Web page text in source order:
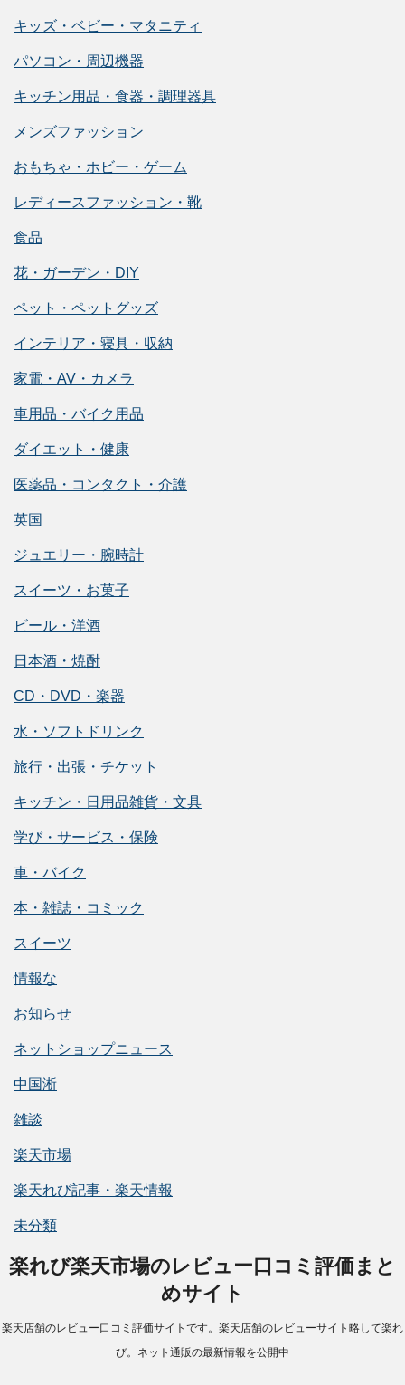
キッズ・ベビー・マタニティ
パソコン・周辺機器
キッチン用品・食器・調理器具
メンズファッション
おもちゃ・ホビー・ゲーム
レディースファッション・靴
食品
花・ガーデン・DIY
ペット・ペットグッズ
インテリア・寝具・収納
家電・AV・カメラ
車用品・バイク用品
ダイエット・健康
医薬品・コンタクト・介護
英国
ジュエリー・腕時計
スイーツ・お菓子
ビール・洋酒
日本酒・焼酎
CD・DVD・楽器
水・ソフトドリンク
旅行・出張・チケット
キッチン・日用品雑貨・文具
学び・サービス・保険
車・バイク
本・雑誌・コミック
スイーツ
情報な
お知らせ
ネットショップニュース
中国淅
雑談
楽天市場
楽天れび記事・楽天情報
未分類
楽れび楽天市場のレビュー口コミ評価まと
めサイト
楽天店舗のレビュー口コミ評価サイトです。楽天店舗のレビューサイト略して楽れ
び。ネット通販の最新情報を公開中